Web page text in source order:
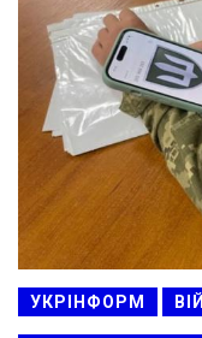
УКРІНФОРМ